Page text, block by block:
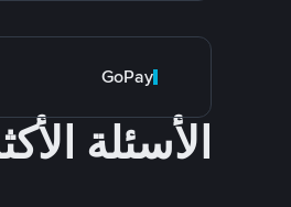
GoPay
الأسئلة